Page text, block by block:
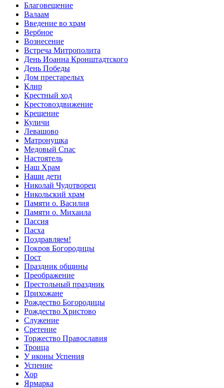
Благовещение
Валаам
Введение во храм
Вербное
Вознесение
Встреча Митрополита
День Иоанна Кронштадтского
День Победы
Дом престарелых
Клир
Крестный ход
Крестовоздвижение
Крещение
Куличи
Левашово
Матронушка
Медовый Спас
Настоятель
Наш Храм
Наши дети
Николай Чудотворец
Никольский храм
Памяти о. Василия
Памяти о. Михаила
Пассия
Пасха
Поздравляем!
Покров Богородицы
Пост
Праздник общины
Преображение
Престольный праздник
Прихожане
Рождество Богородицы
Рождество Христово
Служение
Сретение
Торжество Православия
Троица
У иконы Успения
Успение
Хор
Ярмарка